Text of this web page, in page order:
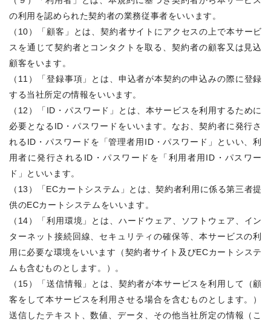
の利用を認められた契約者の業務従事者をいいます。
（10）「顧客」とは、契約者サイトにアクセスの上で本サービ
スを通じて契約者とコンタクトを取る、契約者の顧客又は見込
顧客をいます。
（11）「登録事項」とは、申込者が本契約の申込みの際に登録
する当社所定の情報をいいます。
（12）「ID・パスワード」とは、本サービスを利用するために
必要となるID・パスワードをいいます。なお、契約者に発行さ
れるID・パスワードを「管理者用ID・パスワード」といい、利
用者に発行されるID・パスワードを「利用者用ID・パスワー
ド」といいます。
（13）「ECカートシステム」とは、契約者利用に係る第三者提
供のECカートシステムをいいます。
（14）「利用環境」とは、ハードウェア、ソフトウェア、イン
ターネット接続回線、セキュリティの確保等、本サービスの利
用に必要な環境をいいます（契約者サイト及びECカートシステ
ムも含むものとします。）。
（15）「送信情報」とは、契約者が本サービスを利用して（顧
客をして本サービスを利用させる場合を含むものとします。）
送信したテキスト、数値、データ、その他当社所定の情報（こ